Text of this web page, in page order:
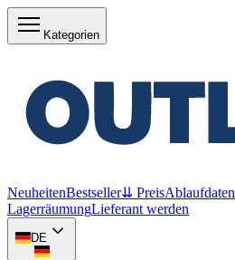
Kategorien
NeuheitenBestseller⇊ PreisAblaufdaten
LagerräumungLieferant werden
DE